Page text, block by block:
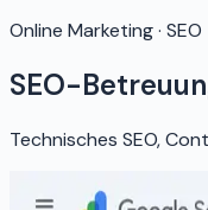
Online Marketing · SEO
SEO-
Technisches SEO,